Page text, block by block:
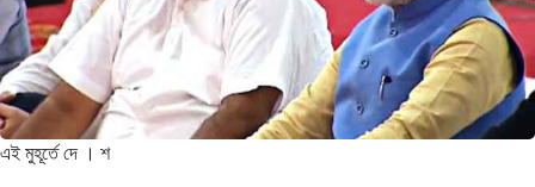
এই মুহূর্তে দে । শ